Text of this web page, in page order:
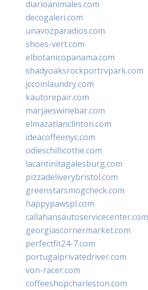
diarioanimales.com
decogaleri.com
unavozparadios.com
shoes-vert.com
elbotanicopanama.com
shadyoaksrockportrvpark.com
jccoinlaundry.com
kautorepair.com
marjaeswinebar.com
elmazatlanclinton.com
ideacoffeenyc.com
odieschillicothe.com
lacantinitagalesburg.com
pizzadeliverybristol.com
greenstarsmogcheck.com
happypawspl.com
callahansautoservicecenter.com
georgiascornermarket.com
perfectfit24-7.com
portugalprivatedriver.com
von-racer.com
coffeeshopcharleston.com